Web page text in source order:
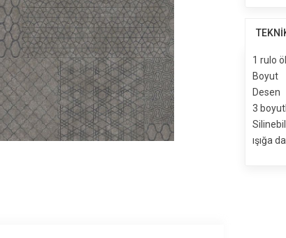
1 rulo
Boyut
Desen
3
ışığa